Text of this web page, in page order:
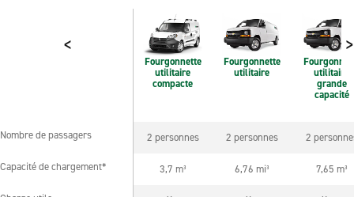
< >
Fourgonnette
utilitaire
compacte
Fourgonnette
utilitaire
utilitaire
grande
capacité
Nombre de passagers 2 personnes 2 personnes 2
Capacité de chargement* 3,7 m³ 6,76 mi³ 7,65 m³
Nombre de passagers
Capacité de chargement*